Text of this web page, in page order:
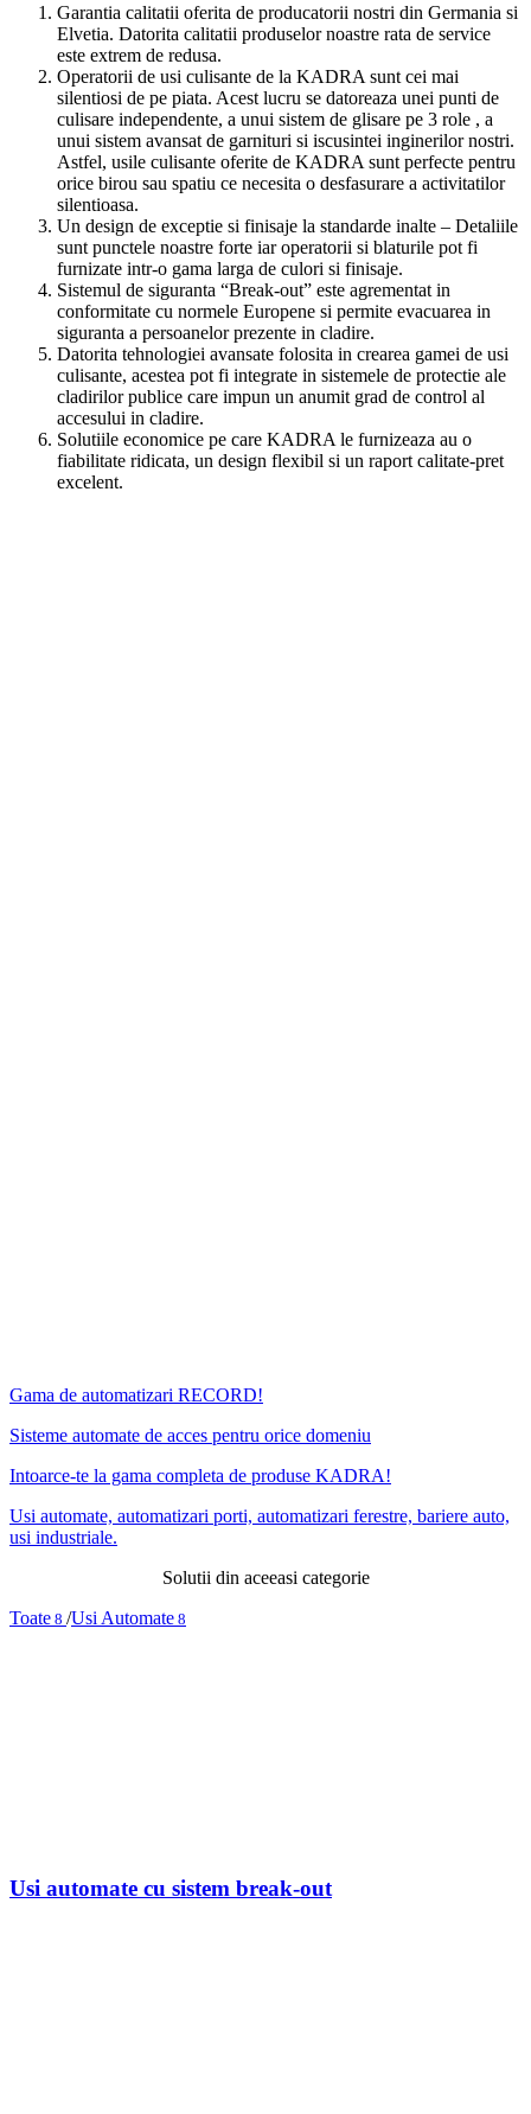
Garantia calitatii oferita de producatorii nostri din Germania si
Elvetia. Datorita calitatii produselor noastre rata de service
este extrem de redusa.
Operatorii de usi culisante de la KADRA sunt cei mai
silentiosi de pe piata. Acest lucru se datoreaza unei punti de
culisare independente, a unui sistem de glisare pe 3 role , a
unui sistem avansat de garnituri si iscusintei inginerilor nostri.
Astfel, usile culisante oferite de KADRA sunt perfecte pentru
orice birou sau spatiu ce necesita o desfasurare a activitatilor
silentioasa.
Un design de exceptie si finisaje la standarde inalte – Detaliile
sunt punctele noastre forte iar operatorii si blaturile pot fi
furnizate intr-o gama larga de culori si finisaje.
Sistemul de siguranta “Break-out” este agrementat in
conformitate cu normele Europene si permite evacuarea in
siguranta a persoanelor prezente in cladire.
Datorita tehnologiei avansate folosita in crearea gamei de usi
culisante, acestea pot fi integrate in sistemele de protectie ale
cladirilor publice care impun un anumit grad de control al
accesului in cladire.
Solutiile economice pe care KADRA le furnizeaza au o
fiabilitate ridicata, un design flexibil si un raport calitate-pret
excelent.
Gama de automatizari RECORD!
Sisteme automate de acces pentru orice domeniu
Intoarce-te la gama completa de produse KADRA!
Usi automate, automatizari porti, automatizari ferestre, bariere auto,
usi industriale.
Solutii din aceeasi categorie
Toate 8 /Usi Automate 8
Usi automate cu sistem break-out